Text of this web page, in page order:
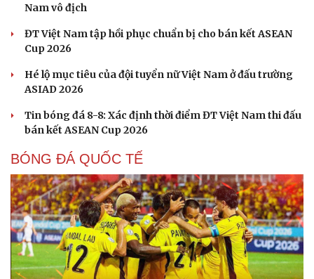
Cải chính
Nam vô địch
ĐT Việt Nam tập hồi phục chuẩn bị cho bán kết ASEAN
Cup 2026
Hé lộ mục tiêu của đội tuyển nữ Việt Nam ở đấu trường
ASIAD 2026
Tin bóng đá 8-8: Xác định thời điểm ĐT Việt Nam thi đấu
bán kết ASEAN Cup 2026
BÓNG ĐÁ QUỐC TẾ